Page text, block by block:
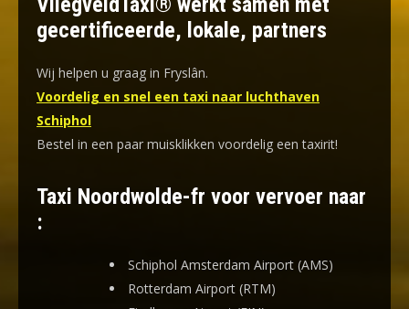
gecertificeerde, lokale, partners
Wij helpen u graag in Fryslân.
Voordelig en snel een taxi naar luchthaven
Schiphol
Bestel in een paar muisklikken voordelig een taxirit!
Taxi Noordwolde-fr voor vervoer naar
:
Schiphol Amsterdam Airport (AMS)
Rotterdam Airport (RTM)